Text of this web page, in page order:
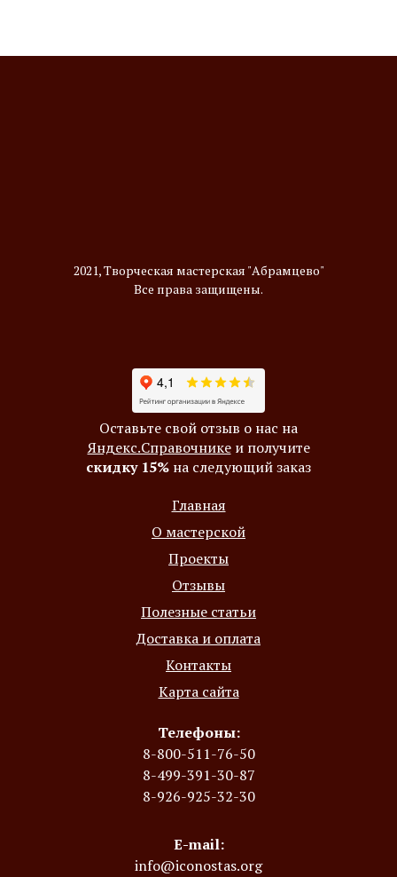
2021, Творческая мастерская "Абрамцево"
Все права защищены.
Оставьте свой отзыв о нас на
Яндекс.Справочникеи получите
скидку 15% на следующий заказ
Главная
О мастерской
Проекты
Отзывы
Полезные статьи
Доставка и оплата
Контакты
Карта сайта
Телефоны:
8-800-511-76-50
8-499-391-30-87
8-926-925-32-30
E-mail:
info@iconostas.org